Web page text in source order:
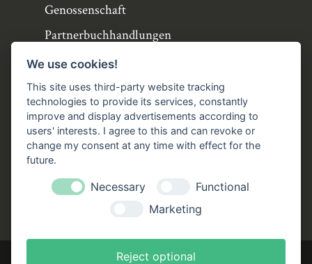
Genossenschaft
Partnerbuchhandlungen
Büchergilde online
Stellenangebote
Folgen Sie uns!
FacebookInstagramYouTubeTikTok
Zustellung durch:
We use cookies!
This site uses third-party website tracking
technologies to provide its services, constantly
improve and display advertisements according to
users' interests. I agree to this and can revoke or
change my consent at any time with effect for the
future.
Necessary
Functional
Marketing
Reject optional